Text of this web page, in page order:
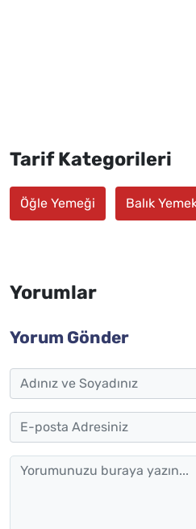
Tarif Kategorileri
Öğle Yemeği Balık
Yorumlar
Yorum Gönder